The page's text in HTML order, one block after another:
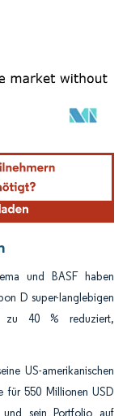
Namensnennung gemäß
und BASF haben
D super-langlebigen
zu 40 % reduziert,
US-amerikanischen
für 550 Millionen USD